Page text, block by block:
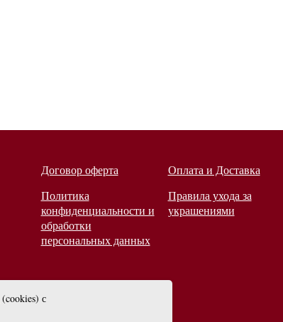
(cookies) с
Договор оферта
Политика
конфиденциальности и
обработки
персональных данных
Оплата и Доставка
Правила ухода за
украшениями